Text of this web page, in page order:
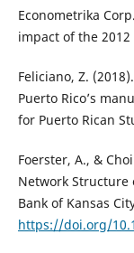
Econometrika
impact of the 2012
Feliciano, Z.
Puerto Rico’s
for Puerto Rican
Foerster, A., &
Network Structure
Bank of Kansas
https://doi.org/